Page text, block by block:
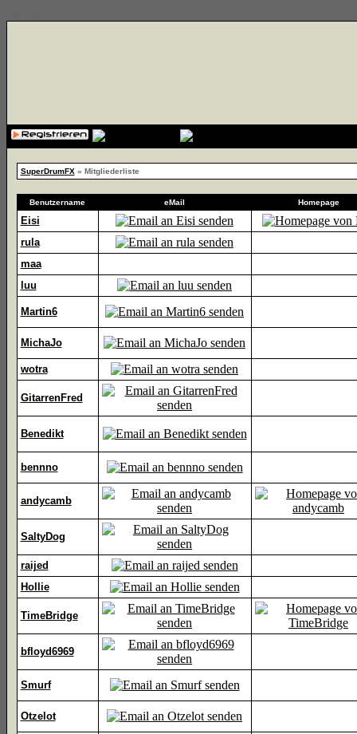
SuperDrumFX» Mitgliederliste
Benutzername eMail Homepage
Eisi
rula
maa
luu
Martin6
MichaJo
wotra
GitarrenFred
Benedikt
bennno
andycamb
SaltyDog
raijed
Hollie
TimeBridge
bfloyd6969
Smurf
Otzelot